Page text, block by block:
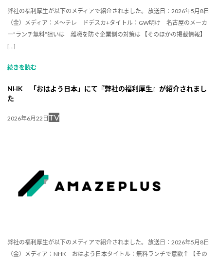
弊社の福利厚生が以下のメディアで紹介されました。 放送日：2026年5月8日
（金）メディア：メ～テレ ドデスカ+タイトル：GW明け 名古屋のメーカ
ー”ランチ無料”狙いは 離職を防ぐ企業側の対策は 【そのほかの掲載情報】
[…]
続きを読む
NHK 「おはよう日本」にて『弊社の福利厚生』が紹介されまし
た
2026年6月22日 TV
弊社の福利厚生が以下のメディアで紹介されました。 放送日：2026年5月8日
（金）メディア：NHK おはよう日本タイトル：無料ランチで意欲↑ 【その